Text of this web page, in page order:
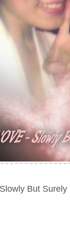
But Surely